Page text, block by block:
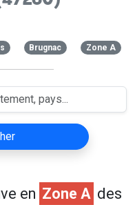
Brugnac Zone A
en Zone A des